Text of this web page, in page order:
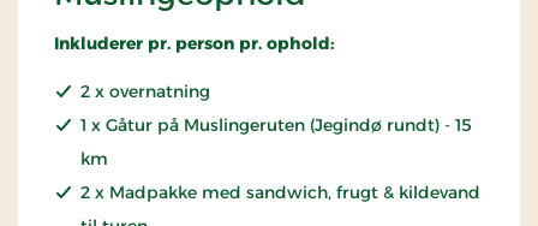
Inkluderer pr. person pr. ophold:
2 x overnatning
1 x Gåtur på Muslingeruten (Jegindø rundt) - 15
km
2 x Madpakke med sandwich, frugt & kildevand